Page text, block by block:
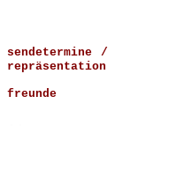
sendetermine
/
repräsentation
freunde